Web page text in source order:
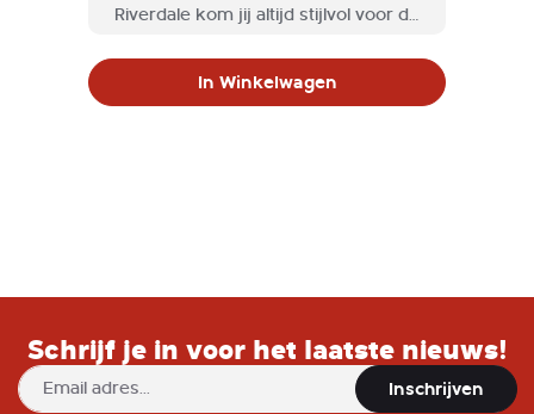
Riverdale kom jij altijd stijlvol voor de
badkamer kun jij gemakkelijk
In Winkelwagen
Schrijf je in voor het laatste nieuws!
Abonneer
u
Inschrijven